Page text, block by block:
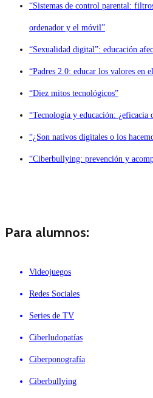
“Sistemas de control parental:
ordenador y el móvil”
“Sexualidad digital”: educación
“Padres 2.0: educar los valores en
“Diez mitos tecnológicos”
“Tecnología y educación: ¿eficacia
“¿Son nativos digitales o los
“Ciberbullying: prevención y
Para alumnos:
Videojuegos
Redes Sociales
Series de TV
Ciberludopatías
Ciberponografía
Ciberbullying